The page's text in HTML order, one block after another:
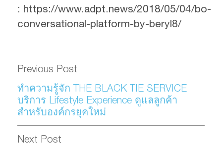
: https://www.adpt.news/2018/05/04/bo-
conversational-platform-by-beryl8/
Previous Post
ทำความรู้จัก THE BLACK TIE SERVICE
บริการ Lifestyle Experience ดูแลลูกค้า
สำหรับองค์กรยุคใหม่
Next Post